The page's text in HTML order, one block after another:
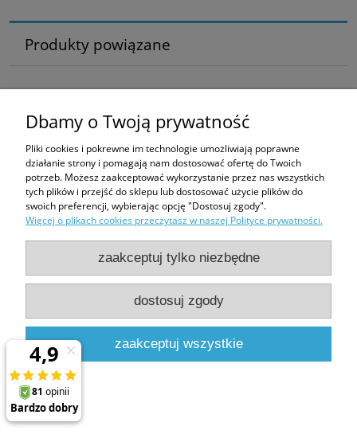
Produkty powiązane
Kołnierz Fakro EHV-AT 94x118
do koszyka
Kołnierz Fakro EZV-FT AX00 94x118
407,38 zł
Dbamy o Twoją prywatność
Pliki cookies i pokrewne im technologie umożliwiają poprawne
działanie strony i pomagają nam dostosować ofertę do Twoich
potrzeb. Możesz zaakceptować wykorzystanie przez nas wszystkich
tych plików i przejść do sklepu lub dostosować użycie plików do
swoich preferencji, wybierając opcję "Dostosuj zgody".
Więcej o plikach cookies przeczytasz w naszej Polityce prywatności.
zaakceptuj tylko niezbędne
dostosuj zgody
zaakceptuj wszystkie